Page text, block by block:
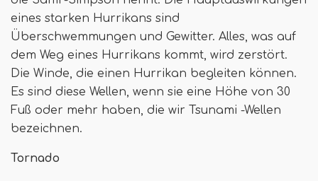
eines starken Hurrikans sind
Überschwemmungen und Gewitter. Alles, was auf
dem Weg eines Hurrikans kommt, wird zerstört.
Die Winde, die einen Hurrikan begleiten können.
Es sind diese Wellen, wenn sie eine Höhe von 30
Fuß oder mehr haben, die wir Tsunami -Wellen
bezeichnen.
Tornado